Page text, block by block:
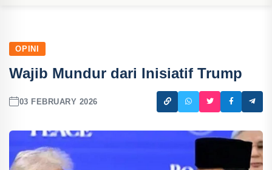
OPINI
Wajib Mundur dari Inisiatif Trump
03 FEBRUARY 2026